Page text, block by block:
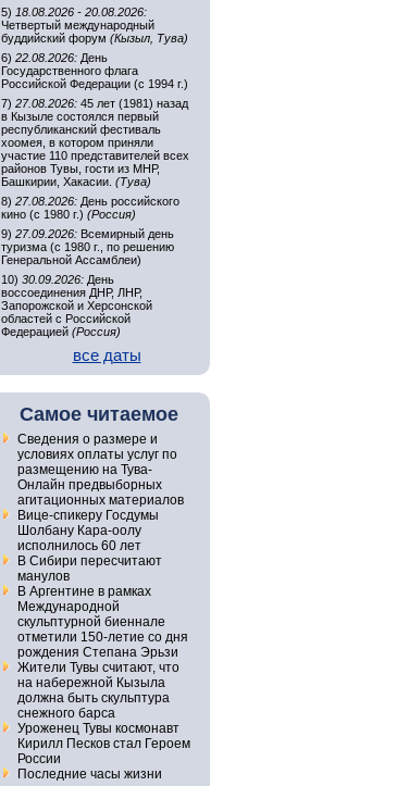
5) 18.08.2026 - 20.08.2026:
Четвертый международный
буддийский форум (Кызыл, Тува)
6) 22.08.2026: День
Государственного флага
Российской Федерации (с 1994 г.)
7) 27.08.2026: 45 лет (1981) назад
в Кызыле состоялся первый
республиканский фестиваль
хоомея, в котором приняли
участие 110 представителей всех
районов Тувы, гости из МНР,
Башкирии, Хакасии. (Тува)
8) 27.08.2026: День российского
кино (с 1980 г.) (Россия)
9) 27.09.2026: Всемирный день
туризма (с 1980 г., по решению
Генеральной Ассамблеи)
10) 30.09.2026: День
воссоединения ДНР, ЛНР,
Запорожской и Херсонской
областей с Российской
Федерацией (Россия)
все даты
Самое читаемое
Сведения о размере и
условиях оплаты услуг по
размещению на Тува-
Онлайн предвыборных
агитационных материалов
Вице-спикеру Госдумы
Шолбану Кара-оолу
исполнилось 60 лет
В Сибири пересчитают
манулов
В Аргентине в рамках
Международной
скульптурной биеннале
отметили 150-летие со дня
рождения Степана Эрьзи
Жители Тувы считают, что
на набережной Кызыла
должна быть скульптура
снежного барса
Уроженец Тувы космонавт
Кирилл Песков стал Героем
России
Последние часы жизни